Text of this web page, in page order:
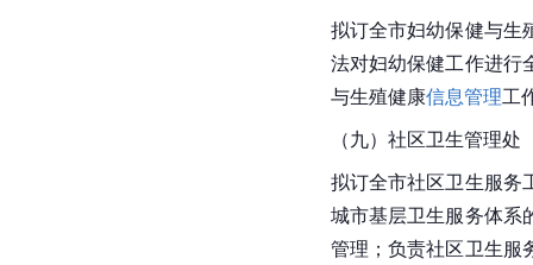
拟订全市妇幼保健与生
法对妇幼保健工作进行
与生殖健康信息管理工
（九）社区卫生管理处
拟订全市社区卫生服务
城市基层卫生服务体系
管理；负责社区卫生服